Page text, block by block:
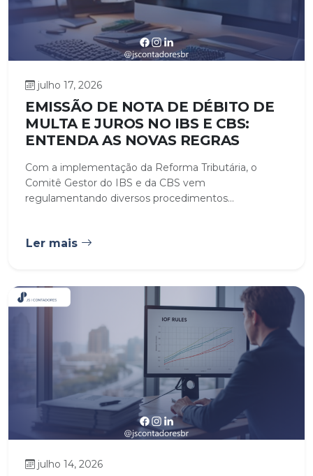
julho 17, 2026
EMISSÃO DE NOTA DE DÉBITO DE
MULTA E JUROS NO IBS E CBS:
ENTENDA AS NOVAS REGRAS
Com a implementação da Reforma Tributária, o
Comitê Gestor do IBS e da CBS vem
regulamentando diversos procedimentos...
Ler mais
julho 14, 2026